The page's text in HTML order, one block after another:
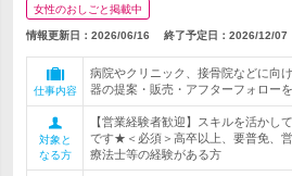
女性のおしごと掲載中
情報更新日：2026/06/16 終了予定日： 2026/12/07
仕事内容
病院やクリニック、接骨院などに向
器の提案・販売・アフターフォロー
対象と
なる方
【営業経験者歓迎】スキルを活かし
です★＜必須＞高卒以上、要普免、
療法士等の経験がある方